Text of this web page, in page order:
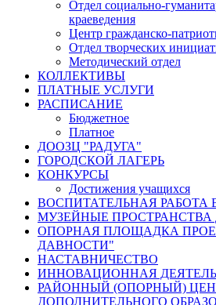
Отдел социально-
краеведения
Центр гражданско-
Отдел творческих
Методический отдел
КОЛЛЕКТИВЫ
ПЛАТНЫЕ УСЛУГИ
РАСПИСАНИЕ
Бюджетное
Платное
ДООЗЦ "РАДУГА"
ГОРОДСКОЙ ЛАГЕРЬ
КОНКУРСЫ
Достижения учащихся
ВОСПИТАТЕЛЬНАЯ РАБОТА
МУЗЕЙНЫЕ
ОПОРНАЯ ПЛОЩАДКА
ДАВНОСТИ"
НАСТАВНИЧЕСТВО
ИННОВАЦИОННАЯ
РАЙОННЫЙ (ОПОРНЫЙ)
ДОПОЛНИТЕЛЬНОГО